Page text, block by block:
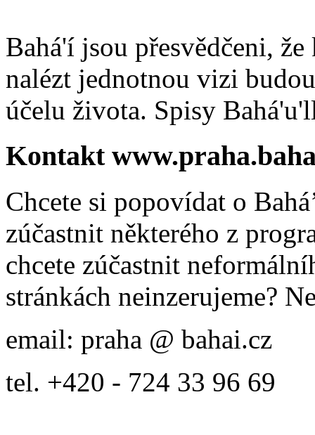
Bahá'í jsou přesvědčeni,
nalézt jednotnou vizi
účelu života. Spisy
Kontakt
Chcete si popovídat o
zúčastnit některého z
chcete zúčastnit
stránkách neinzerujeme?
email: praha @ bahai.cz
tel. +420 - 724 33 96 69